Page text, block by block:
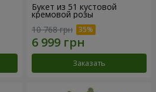
Букет из 51 кустовой
кремовой розы
10 768 грн
Заказать